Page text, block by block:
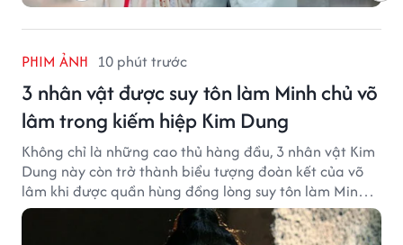
PHIM ẢNH 10 phút trước
3 nhân vật được suy tôn làm Minh chủ võ
lâm trong kiếm hiệp Kim Dung
Không chỉ là những cao thủ hàng đầu, 3 nhân vật Kim
Dung này còn trở thành biểu tượng đoàn kết của võ
lâm khi được quần hùng đồng lòng suy tôn làm Minh
chủ.